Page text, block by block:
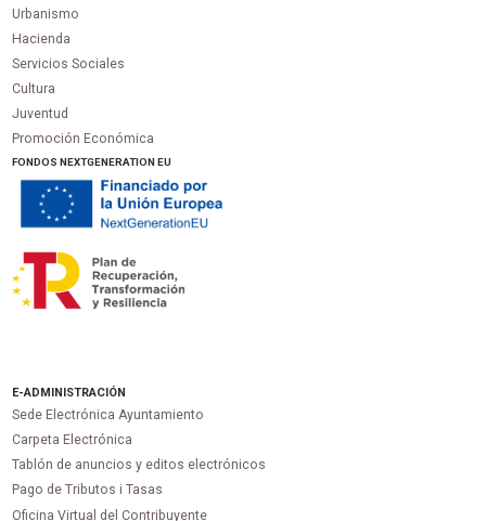
Urbanismo
Hacienda
Servicios Sociales
Cultura
Juventud
Promoción Económica
FONDOS NEXTGENERATION EU
E-ADMINISTRACIÓN
Sede Electrónica Ayuntamiento
Carpeta Electrónica
Tablón de anuncios y editos electrónicos
Pago de Tributos i Tasas
Oficina Virtual del Contribuyente